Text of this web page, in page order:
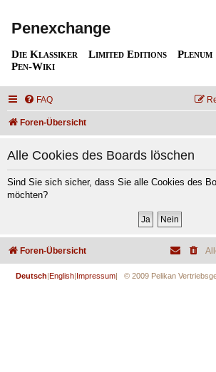
Penexchange
Die Klassiker Limited Editions
Pen-Wiki
FAQ
Foren-Übersicht
Alle Cookies des Boards löschen
Sind Sie sich sicher, dass Sie alle Cookies des
möchten?
Foren-Übersicht
Deutsch|English|Impressum| © 2009 Pelikan